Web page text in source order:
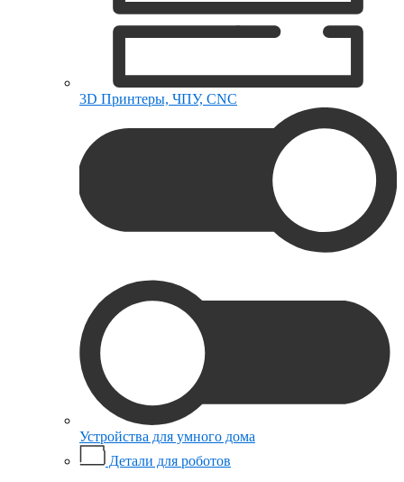
3D Принтеры, ЧПУ, CNC
Устройства для умного дома
Детали для роботов